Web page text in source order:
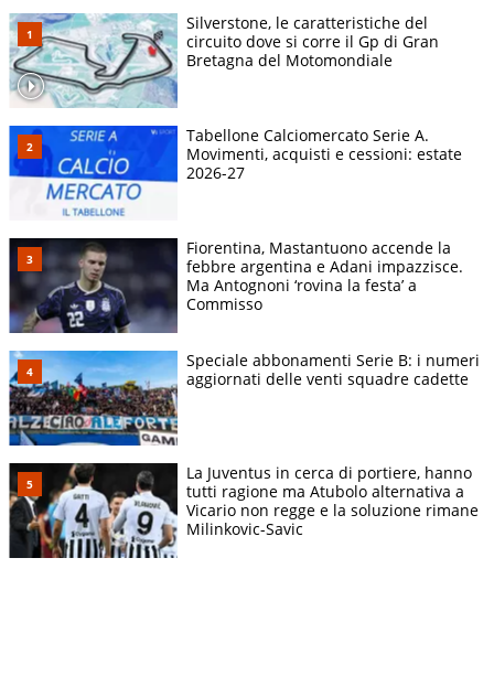
Silverstone, le caratteristiche del
circuito dove si corre il Gp di Gran
Bretagna del Motomondiale
Tabellone Calciomercato Serie A.
Movimenti, acquisti e cessioni: estate
2026-27
Fiorentina, Mastantuono accende la
febbre argentina e Adani impazzisce.
Ma Antognoni ‘rovina la festa’ a
Commisso
Speciale abbonamenti Serie B: i numeri
aggiornati delle venti squadre cadette
La Juventus in cerca di portiere, hanno
tutti ragione ma Atubolo alternativa a
Vicario non regge e la soluzione rimane
Milinkovic-Savic